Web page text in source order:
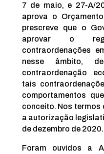
7 de maio, e 27-A/
aprova o
prescreve que o
aprovar o
contraordenações
nesse âmbito,
contraordenação
tais
comportamentos
conceito. Nos termos
a autorização
de dezembro de 2020.
Foram ouvidos a